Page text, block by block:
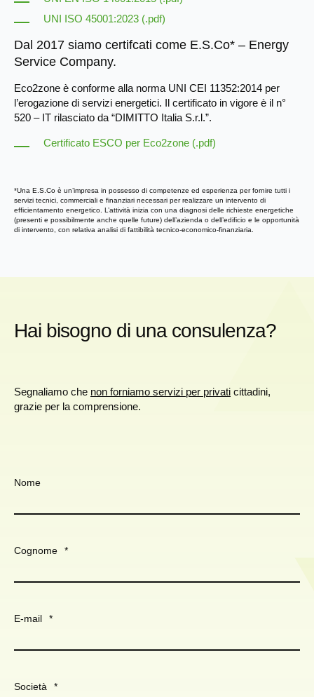
UNI ISO 45001:2023 (.pdf)
Dal 2017 siamo certifcati come E.S.Co* – Energy
Service Company.
Eco2zone è conforme alla norma UNI CEI 11352:2014 per
l’erogazione di servizi energetici. Il certificato in vigore è il n°
520 – IT rilasciato da “DIMITTO Italia S.r.l.”.
Certificato ESCO per Eco2zone (.pdf)
*Una E.S.Co è un’impresa in possesso di competenze ed esperienza per fornire tutti i
servizi tecnici, commerciali e finanziari necessari per realizzare un intervento di
efficientamento energetico. L’attività inizia con una diagnosi delle richieste energetiche
(presenti e possibilmente anche quelle future) dell’azienda o dell’edificio e le opportunità
di intervento, con relativa analisi di fattibilità tecnico-economico-finanziaria.
Hai bisogno di una consulenza?
Segnaliamo che non forniamo servizi per privati cittadini,
grazie per la comprensione.
Nome
Cognome *
E-mail *
Società *